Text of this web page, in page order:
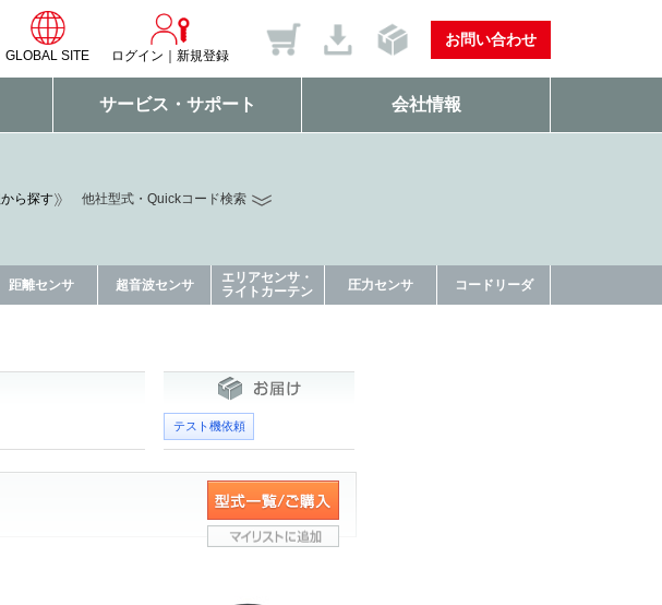
GLOBAL SITE ログイン 新規登録
お問い合わせ
サービス・サポート 会社情報
ら探す 他社型式・Quickコード検索
距離センサ 超音波センサ
エリアセンサ・
ライトカーテン
圧力センサ コードリーダ
テスト機依頼